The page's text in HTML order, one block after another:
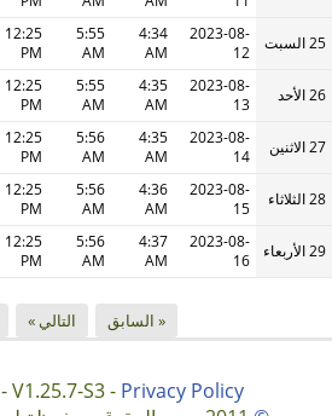
25 السبت
2023-08-
12
4:34
AM
5:55
AM
12:25
PM
26 الأحد
2023-08-
13
4:35
AM
5:55
AM
12:25
PM
27 الاثنين
2023-08-
14
4:35
AM
5:56
AM
12:25
PM
28 الثلاثاء
2023-08-
15
4:36
AM
5:56
AM
12:25
PM
29 الأربعاء
2023-08-
16
4:37
AM
5:56
AM
12:25
PM
« السابق التالي »
V1.25.7-S3 - Privacy Policy
-